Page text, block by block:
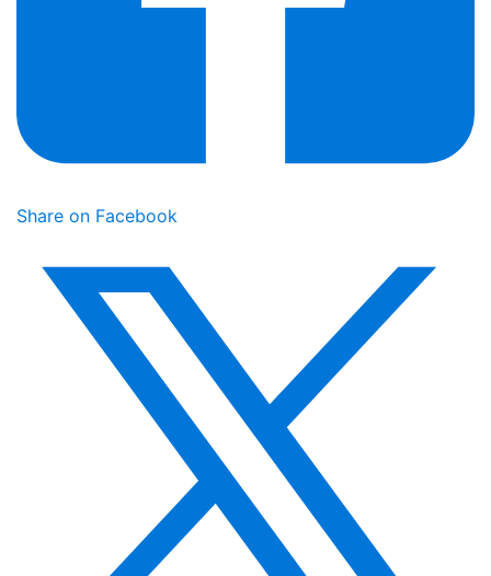
Share on Facebook